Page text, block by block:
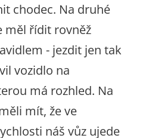
chodec. Na druhé
měl řídit rovněž
- jezdit jen tak
vozidlo na
má rozhled. Na
mít, že ve
náš vůz ujede